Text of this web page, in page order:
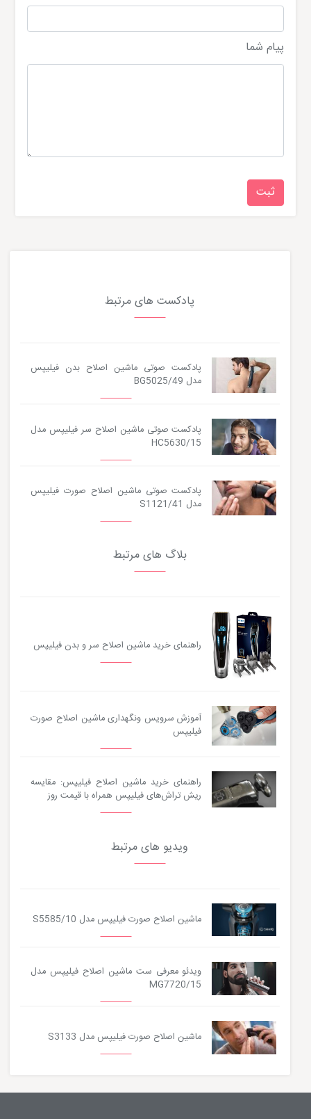
پیام شما
پادکست های مرتبط
پادکست صوتی ماشین اصلاح بدن فیلیپس
مدل BG5025/49
پادکست صوتی ماشین اصلاح سر فیلیپس مدل
HC5630/15
پادکست صوتی ماشین اصلاح صورت فیلیپس
مدل S1121/41
بلاگ های مرتبط
راهنمای خرید ماشین اصلاح سر و بدن فیلیپس
آموزش سرویس ونگهداری ماشین اصلاح صورت
فیلیپس
راهنمای خرید ماشین اصلاح فیلیپس: مقایسه
ریش تراش‌های فیلیپس همراه با قیمت روز
ویدیو های مرتبط
ماشین اصلاح صورت فیلیپس مدل S5585/10
ویدئو معرفی ست ماشین اصلاح فیلیپس مدل
MG7720/15
ماشین اصلاح صورت فیلیپس مدل S3133